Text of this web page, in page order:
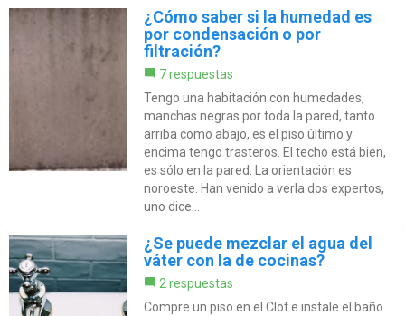
¿Cómo saber si la humedad es
por condensación o por
filtración?
7 respuestas
Tengo una habitación con humedades,
manchas negras por toda la pared, tanto
arriba como abajo, es el piso último y
encima tengo trasteros. El techo está bien,
es sólo en la pared. La orientación es
noroeste. Han venido a verla dos expertos,
uno dice...
¿Se puede mezclar el agua del
váter con la de cocinas?
2 respuestas
Compre un piso en el Clot e instale el baño